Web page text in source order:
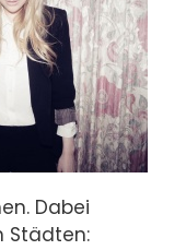
Dabei
Städten: